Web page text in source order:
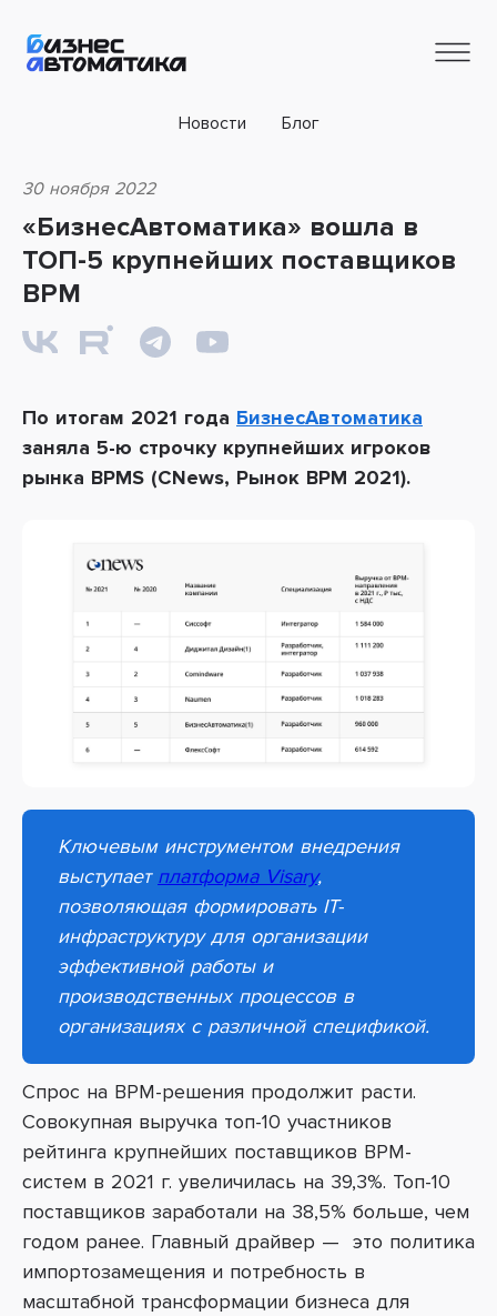
Новости Блог
30 ноября 2022
«БизнесАвтоматика» вошла в
ТОП-5 крупнейших поставщиков
BPM
По итогам 2021 года БизнесАвтоматика
заняла 5-ю строчку крупнейших игроков
рынка BPMS (CNews, Рынок BPM 2021).
Ключевым инструментом внедрения
выступает платформа Visary,
позволяющая формировать IT-
инфраструктуру для организации
эффективной работы и
производственных процессов в
организациях с различной спецификой.
Спрос на BPM-решения продолжит расти.
Совокупная выручка топ-10 участников
рейтинга крупнейших поставщиков BPM-
систем в 2021 г. увеличилась на 39,3%. Топ-10
поставщиков заработали на 38,5% больше, чем
годом ранее. Главный драйвер — это политика
импортозамещения и потребность в
масштабной трансформации бизнеса для